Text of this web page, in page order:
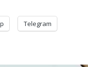
Telegram